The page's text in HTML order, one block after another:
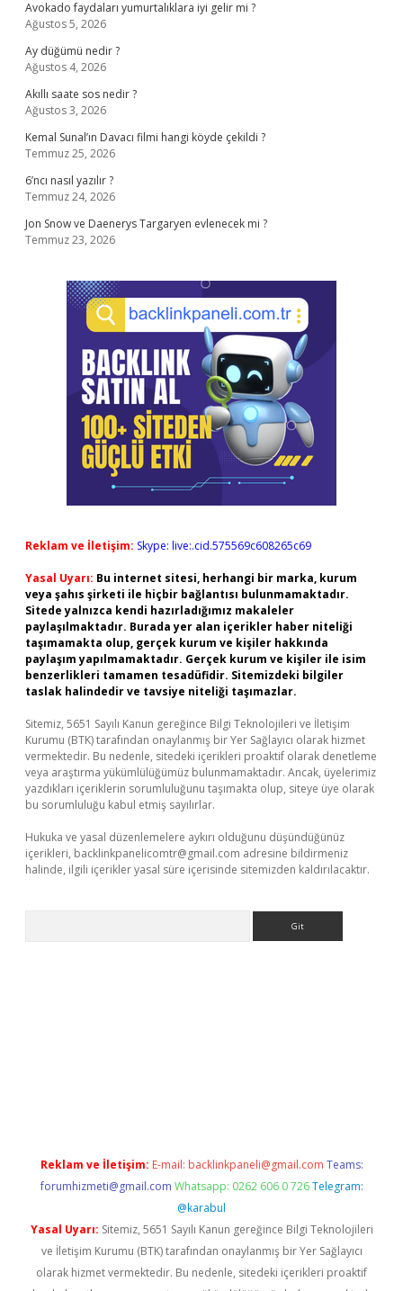
Avokado faydaları yumurtalıklara iyi gelir mi ?
Ağustos 5, 2026
Ay düğümü nedir ?
Ağustos 4, 2026
Akıllı saate sos nedir ?
Ağustos 3, 2026
Kemal Sunal’ın Davacı filmi hangi köyde çekildi ?
Temmuz 25, 2026
6’ncı nasıl yazılır ?
Temmuz 24, 2026
Jon Snow ve Daenerys Targaryen evlenecek mi ?
Temmuz 23, 2026
Reklam ve İletişim: Skype: live:.cid.575569c608265c69
Yasal Uyarı: Bu internet sitesi, herhangi bir marka, kurum
veya şahıs şirketi ile hiçbir bağlantısı bulunmamaktadır.
Sitede yalnızca kendi hazırladığımız makaleler
paylaşılmaktadır. Burada yer alan içerikler haber niteliği
taşımamakta olup, gerçek kurum ve kişiler hakkında
paylaşım yapılmamaktadır. Gerçek kurum ve kişiler ile isim
benzerlikleri tamamen tesadüfidir. Sitemizdeki bilgiler
taslak halindedir ve tavsiye niteliği taşımazlar.
Sitemiz, 5651 Sayılı Kanun gereğince Bilgi Teknolojileri ve İletişim
Kurumu (BTK) tarafından onaylanmış bir Yer Sağlayıcı olarak hizmet
vermektedir. Bu nedenle, sitedeki içerikleri proaktif olarak denetleme
veya araştırma yükümlülüğümüz bulunmamaktadır. Ancak, üyelerimiz
yazdıkları içeriklerin sorumluluğunu taşımakta olup, siteye üye olarak
bu sorumluluğu kabul etmiş sayılırlar.
Hukuka ve yasal düzenlemelere aykırı olduğunu düşündüğünüz
içerikleri, backlinkpanelicomtr@gmail.com adresine bildirmeniz
halinde, ilgili içerikler yasal süre içerisinde sitemizden kaldırılacaktır.
Reklam ve İletişim: E-mail: backlinkpaneli@gmail.com Teams:
forumhizmeti@gmail.com Whatsapp: 0262 606 0 726 Telegram:
@karabul
Yasal Uyarı: Sitemiz, 5651 Sayılı Kanun gereğince Bilgi Teknolojileri
ve İletişim Kurumu (BTK) tarafından onaylanmış bir Yer Sağlayıcı
olarak hizmet vermektedir. Bu nedenle, sitedeki içerikleri proaktif